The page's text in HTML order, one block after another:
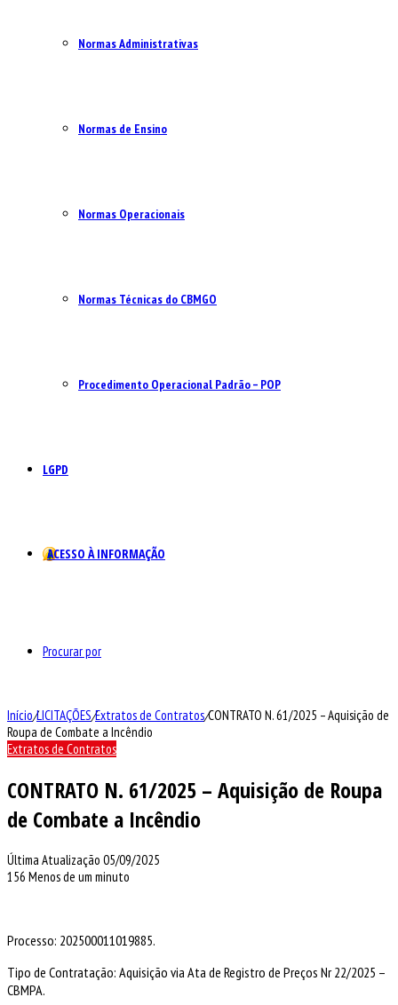
Normas Administrativas
Normas de Ensino
Normas Operacionais
Normas Técnicas do CBMGO
Procedimento Operacional Padrão – POP
LGPD
ACESSO À INFORMAÇÃO
Procurar por
Início/LICITAÇÕES/Extratos de Contratos/CONTRATO N. 61/2025 – Aquisição de
Roupa de Combate a Incêndio
Extratos de Contratos
CONTRATO N. 61/2025 – Aquisição de Roupa
de Combate a Incêndio
Última Atualização 05/09/2025
156 Menos de um minuto
Processo: 202500011019885.
Tipo de Contratação: Aquisição via Ata de Registro de Preços Nr 22/2025 –
CBMPA.